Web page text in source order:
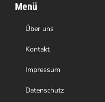
Menü
Über uns
Kontakt
Impressum
Datenschutz